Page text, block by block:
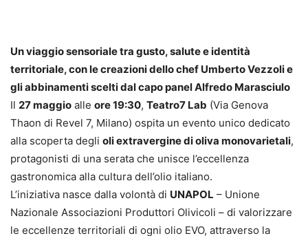
Un viaggio sensoriale tra gusto, salute e identità
territoriale, con le creazioni dello chef Umberto Vezzoli e
gli abbinamenti scelti dal capo panel Alfredo Marasciulo
Il 27 maggio alle ore 19:30, Teatro7 Lab (Via Genova
Thaon di Revel 7, Milano) ospita un evento unico dedicato
alla scoperta degli oli extravergine di oliva monovarietali,
protagonisti di una serata che unisce l’eccellenza
gastronomica alla cultura dell’olio italiano.
L’iniziativa nasce dalla volontà di UNAPOL – Unione
Nazionale Associazioni Produttori Olivicoli – di valorizzare
le eccellenze territoriali di ogni olio EVO, attraverso la